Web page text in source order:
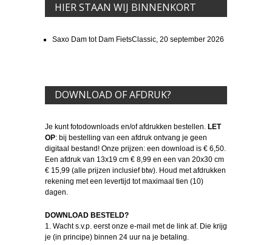
HIER STAAN WIJ BINNENKORT
Saxo Dam tot Dam FietsClassic, 20 september 2026
DOWNLOAD OF AFDRUK?
Je kunt fotodownloads en/of afdrukken bestellen. LET
OP: bij bestelling van een afdruk ontvang je geen
digitaal bestand! Onze prijzen: een download is € 6,50.
Een afdruk van 13x19 cm € 8,99 en een van 20x30 cm
€ 15,99 (alle prijzen inclusief btw). Houd met afdrukken
rekening met een levertijd tot maximaal tien (10)
dagen.
DOWNLOAD BESTELD?
1. Wacht s.v.p. eerst onze e-mail met de link af. Die krijg
je (in principe) binnen 24 uur na je betaling.